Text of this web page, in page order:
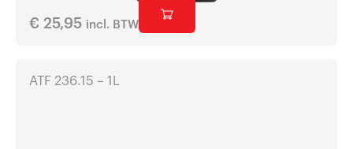
€ 25,95 incl. BTW
ATF 236.15 – 1L